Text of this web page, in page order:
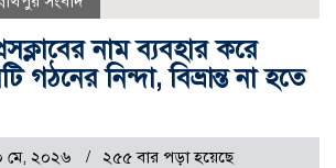
নাম ব্যবহার করে
নিন্দা, বিভ্রান্ত না হতে
মে, ২০২৬ ২৫৫ বার পড়া হয়েছে